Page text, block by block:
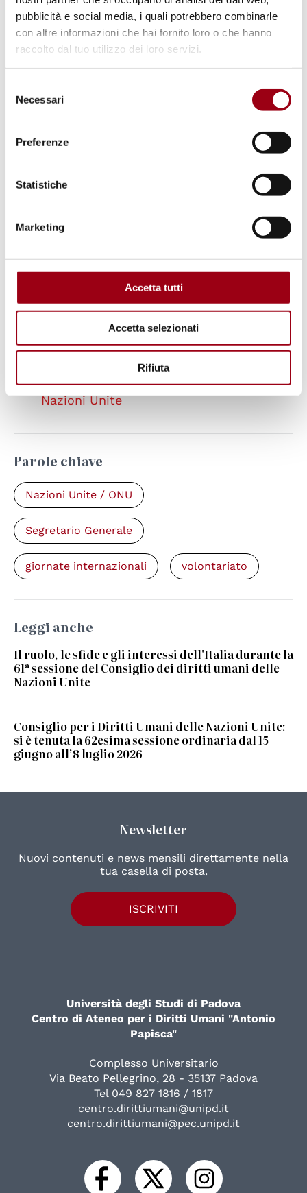
pubblicità e social media, i quali potrebbero combinarle
con altre informazioni che hai fornito loro o che hanno
raccolto dal tuo utilizzo dei loro servizi.
delNecessari
Preferenze
Statistiche
Marketing
Accetta tutti
Accetta selezionati
Rifiuta
Il messaggio completo del Segretario Generale
Ban-Ki Moon è disponibile al link sotto
Nazioni Unite, Giornata del Volontariato
Internazionale per lo Sviluppo Economico
e Sociale
Nazioni Unite, Giornata del Volontariato
Internazionale per lo Sviluppo Economico
e Sociale
UNV - Programma dei Volontari delle
Nazioni Unite
Parole chiave
Nazioni Unite / ONU
Segretario Generale
giornate internazionali volontariato
Leggi anche
Il ruolo, le sfide e gli interessi dell'Italia durante la
61ª sessione del Consiglio dei diritti umani delle
Nazioni Unite
Consiglio per i Diritti Umani delle Nazioni Unite:
si è tenuta la 62esima sessione ordinaria dal 15
giugno all’8 luglio 2026
Newsletter
Nuovi contenuti e news mensili direttamente nella
tua casella di posta.
ISCRIVITI
Università degli Studi di Padova
Centro di Ateneo per i Diritti Umani "Antonio
Papisca"
Complesso Universitario
Via Beato Pellegrino, 28 - 35137 Padova
Tel 049 827 1816 / 1817
centro.dirittiumani@unipd.it
centro.dirittiumani@pec.unipd.it